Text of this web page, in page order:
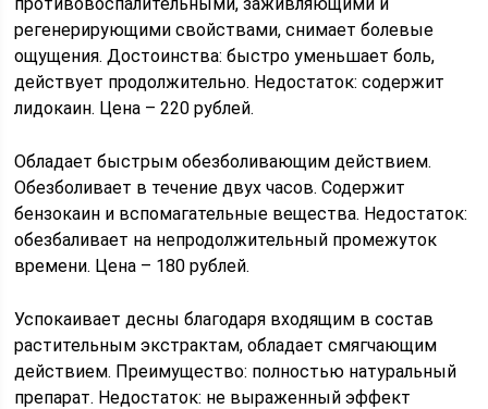
регенерирующими свойствами, снимает болевые
ощущения. Достоинства: быстро уменьшает боль,
действует продолжительно. Недостаток: содержит
лидокаин. Цена – 220 рублей.
Обладает быстрым обезболивающим действием.
Обезболивает в течение двух часов. Содержит
бензокаин и вспомагательные вещества. Недостаток:
обезбаливает на непродолжительный промежуток
времени. Цена – 180 рублей.
Успокаивает десны благодаря входящим в состав
растительным экстрактам, обладает смягчающим
действием. Преимущество: полностью натуральный
препарат. Недостаток: не выраженный эффект